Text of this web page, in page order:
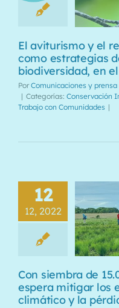
El aviturismo y el
como estrategias
biodiversidad, en
Por Comunicaciones y prensa
| Categorías: Conservación
Trabajo con Comunidades |
12
12, 2022
Con siembra de
espera mitigar los
climático y la